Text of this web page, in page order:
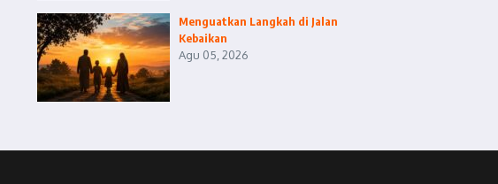
Menguatkan Langkah di Jalan
Kebaikan
Agu 05, 2026